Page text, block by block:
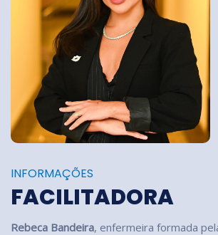
INFORMAÇÕES
FACILITADORA
Rebeca Bandeira, enfermeira formada